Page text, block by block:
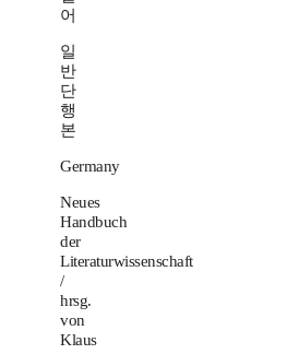
어
일
반
단
행
본
Germany
Neues
Handbuch
der
Literaturwissenschaft
/
hrsg.
von
Klaus